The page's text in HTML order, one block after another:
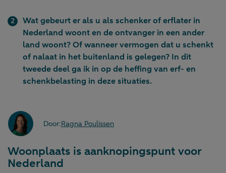
Wat gebeurt er als u als schenker of erflater in
Nederland woont en de ontvanger in een ander
land woont? Of wanneer vermogen dat u schenkt
of nalaat in het buitenland is gelegen? In dit
tweede deel ga ik in op de heffing van erf- en
schenkbelasting in deze situaties.
Door:Ragna Poulissen
Woonplaats is aanknopingspunt voor
Nederland